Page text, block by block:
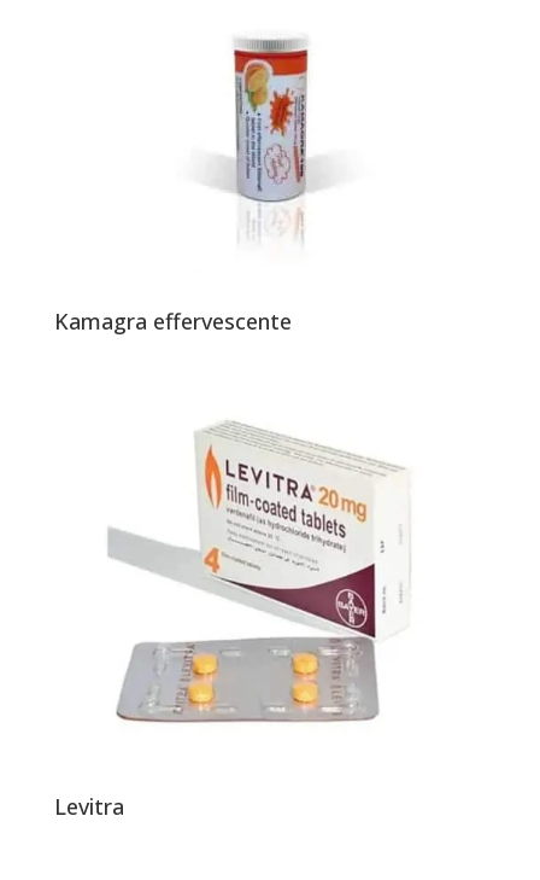
Kamagra effervescente
Levitra